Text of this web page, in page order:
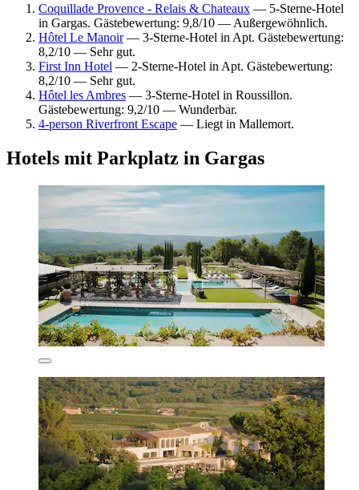
Coquillade Provence - Relais & Chateaux — 5-Sterne-Hotel
in Gargas. Gästebewertung: 9,8/10 — Außergewöhnlich.
Hôtel Le Manoir— 3-Sterne-Hotel in Apt. Gästebewertung:
8,2/10 — Sehr gut.
First Inn Hotel — 2-Sterne-Hotel in Apt. Gästebewertung:
8,2/10 — Sehr gut.
Hôtel les Ambres — 3-Sterne-Hotel in Roussillon.
Gästebewertung: 9,2/10 — Wunderbar.
4-person Riverfront Escape — Liegt in Mallemort.
Hotels mit Parkplatz in Gargas